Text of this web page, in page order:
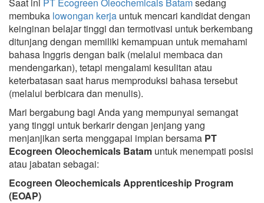
membuka lowongan kerja untuk mencari kandidat dengan
keinginan belajar tinggi dan termotivasi untuk berkembang
ditunjang dengan memiliki kemampuan untuk memahami
bahasa Inggris dengan baik (melalui membaca dan
mendengarkan), tetapi mengalami kesulitan atau
keterbatasan saat harus memproduksi bahasa tersebut
(melalui berbicara dan menulis).
Mari bergabung bagi Anda yang mempunyai semangat
yang tinggi untuk berkarir dengan jenjang yang
menjanjikan serta menggapai impian bersama PT
Ecogreen Oleochemicals Batam untuk menempati posisi
atau jabatan sebagai:
Ecogreen Oleochemicals Apprenticeship Program
(EOAP)